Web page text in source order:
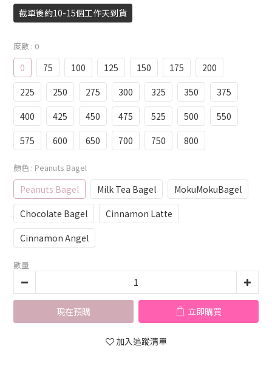
截單後約10-15個工作天到貨
度數 : 0
0 75 100 125 150 175
200
225
250 275 300 325 350
375
400
425 450 475 525 500
550
575
600 650 700 750 800
顏色 : Peanuts Bagel
Peanuts Bagel Milk Tea Bagel
MokuMokuBagel
Chocolate Bagel
Cinnamon Latte
Cinnamon Angel
數量
現在預購 立即購買
加入追蹤清單